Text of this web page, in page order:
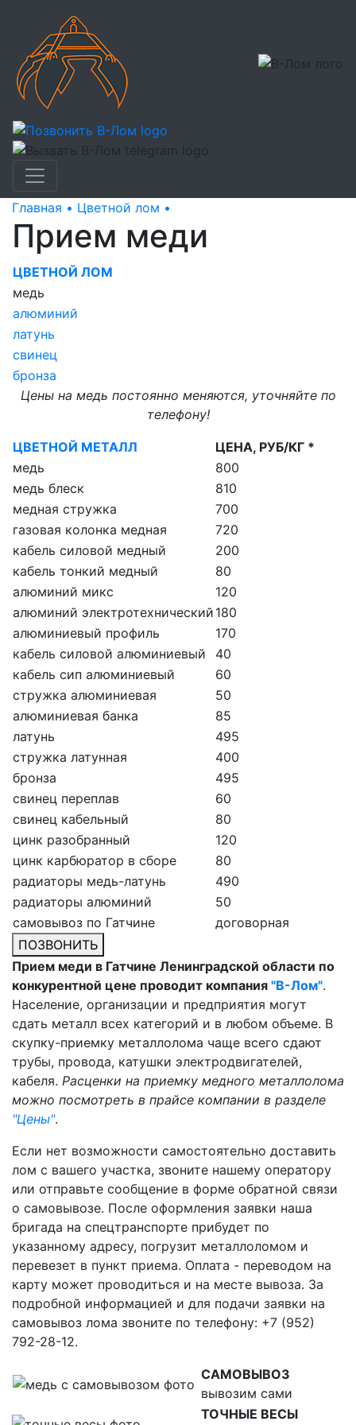
Главная • Цветной лом •
Прием меди
ЦВЕТНОЙ ЛОМ
медь
алюминий
латунь
свинец
бронза
Цены на медь постоянно меняются, уточняйте по
телефону!
ЦВЕТНОЙ МЕТАЛЛ
ЦЕНА, РУБ/КГ *
медь
800
медь блеск
810
медная стружка
700
газовая колонка медная
720
кабель силовой медный
200
кабель тонкий медный
80
алюминий микс
120
алюминий электротехнический 180
алюминиевый профиль
170
кабель силовой алюминиевый
40
кабель сип алюминиевый
60
стружка алюминиевая
50
алюминиевая банка
85
латунь
495
стружка латунная
400
бронза
495
свинец переплав
60
свинец кабельный
80
цинк разобранный
120
цинк карбюратор в сборе
80
радиаторы медь-латунь
490
радиаторы алюминий
50
самовывоз по Гатчине
договорная
ПОЗВОНИТЬ
Прием меди в Гатчине Ленинградской области по
конкурентной цене проводит компания "В-Лом".
Население, организации и предприятия могут
сдать металл всех категорий и в любом объеме. В
скупку-приемку металлолома чаще всего сдают
трубы, провода, катушки электродвигателей,
кабеля. Расценки на приемку медного металлолома
можно посмотреть в прайсе компании в разделе
"Цены".
Если нет возможности самостоятельно доставить
лом с вашего участка, звоните нашему оператору
или отправьте сообщение в форме обратной связи
о самовывозе. После оформления заявки наша
бригада на спецтранспорте прибудет по
указанному адресу, погрузит металлоломом и
перевезет в пункт приема. Оплата - переводом на
карту может проводиться и на месте вывоза. За
подробной информацией и для подачи заявки на
самовывоз лома звоните по телефону: +7 (952)
792-28-12.
САМОВЫВОЗ
вывозим сами
ТОЧНЫЕ ВЕСЫ